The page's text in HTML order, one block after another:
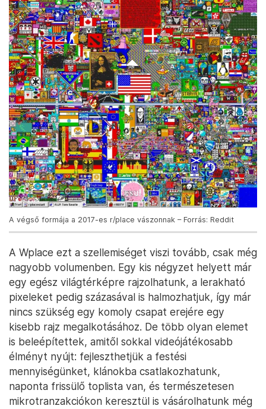
A végső formája a 2017-es r/place vászonnak – Forrás: Reddit
A Wplace ezt a szellemiséget viszi tovább, csak még
nagyobb volumenben. Egy kis négyzet helyett már
egy egész világtérképre rajzolhatunk, a lerakható
pixeleket pedig százasával is halmozhatjuk, így már
nincs szükség egy komoly csapat erejére egy
kisebb rajz megalkotásához. De több olyan elemet
is beleépítettek, amitől sokkal videójátékosabb
élményt nyújt: fejleszthetjük a festési
mennyiségünket, klánokba csatlakozhatunk,
naponta frissülő toplista van, és természetesen
mikrotranzakciókon keresztül is vásárolhatunk még